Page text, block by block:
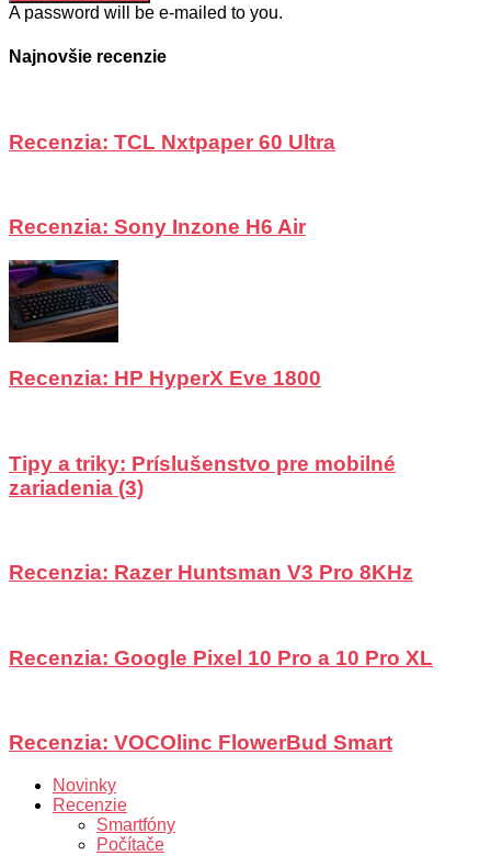
A password will be e-mailed to you.
Najnovšie recenzie
Recenzia: TCL Nxtpaper 60 Ultra
Recenzia: Sony Inzone H6 Air
Recenzia: HP HyperX Eve 1800
Tipy a triky: Príslušenstvo pre mobilné
zariadenia (3)
Recenzia: Razer Huntsman V3 Pro 8KHz
Recenzia: Google Pixel 10 Pro a 10 Pro XL
Recenzia: VOCOlinc FlowerBud Smart
Novinky
Recenzie
Smartfóny
Počítače